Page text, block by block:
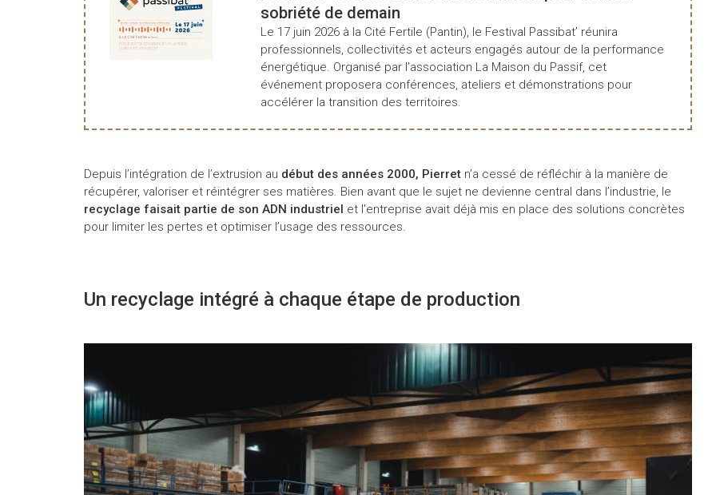
sobriété de demain
Le 17 juin 2026 à la Cité Fertile (Pantin), le Festival Passibat’ réunira
professionnels, collectivités et acteurs engagés autour de la performance
énergétique. Organisé par l’association La Maison du Passif, cet
événement proposera conférences, ateliers et démonstrations pour
accélérer la transition des territoires.
Depuis l’intégration de l’extrusion au début des années 2000, Pierret n’a cessé de réfléchir à la manière de
récupérer, valoriser et réintégrer ses matières. Bien avant que le sujet ne devienne central dans l’industrie, le
recyclage faisait partie de son ADN industriel et l'entreprise avait déjà mis en place des solutions concrètes
pour limiter les pertes et optimiser l’usage des ressources.
Un recyclage intégré à chaque étape de production